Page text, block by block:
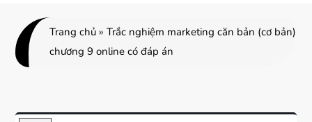
Trang chủ »Trắc nghiệm marketing căn bản (cơ bản)
chương 9 online có đáp án